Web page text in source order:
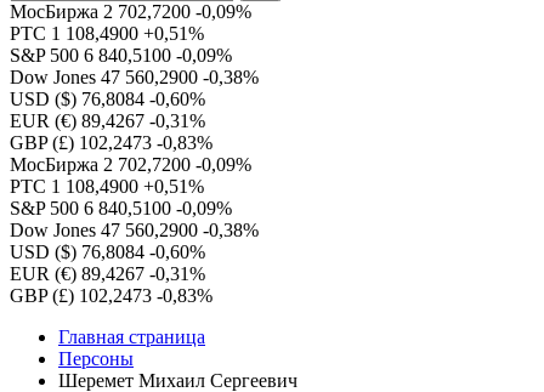
МосБиржа 2 702,7200 -0,09%
РТС 1 108,4900 +0,51%
S&P 500 6 840,5100 -0,09%
Dow Jones 47 560,2900 -0,38%
USD ($) 76,8084 -0,60%
EUR (€) 89,4267 -0,31%
GBP (£) 102,2473 -0,83%
МосБиржа 2 702,7200 -0,09%
РТС 1 108,4900 +0,51%
S&P 500 6 840,5100 -0,09%
Dow Jones 47 560,2900 -0,38%
USD ($) 76,8084 -0,60%
EUR (€) 89,4267 -0,31%
GBP (£) 102,2473 -0,83%
Главная страница
Персоны
Шеремет Михаил Сергеевич